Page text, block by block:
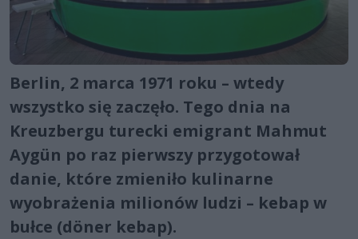
Berlin, 2 marca 1971 roku – wtedy
wszystko się zaczęło. Tego dnia na
Kreuzbergu turecki emigrant Mahmut
Aygün po raz pierwszy przygotował
danie, które zmieniło kulinarne
wyobrażenia milionów ludzi – kebap w
bułce (döner kebap).